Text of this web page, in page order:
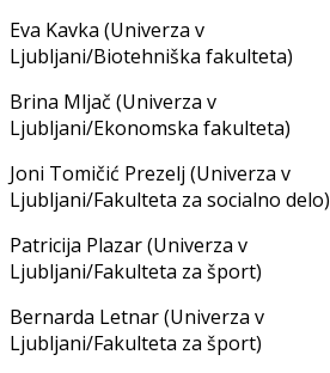
Eva Kavka (Univerza v
Ljubljani/Biotehniška fakulteta)
Brina Mljač (Univerza v
Ljubljani/Ekonomska fakulteta)
Joni Tomičić Prezelj (Univerza v
Ljubljani/Fakulteta za socialno delo)
Patricija Plazar (Univerza v
Ljubljani/Fakulteta za šport)
Bernarda Letnar (Univerza v
Ljubljani/Fakulteta za šport)